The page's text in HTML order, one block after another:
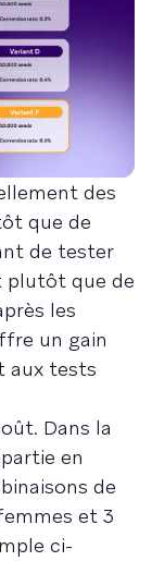
des
que de
de tester
plutôt que de
les
un gain
aux tests
Dans la
en
de
et 3
ci-